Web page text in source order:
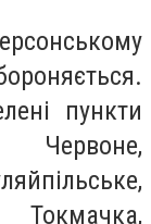
пункти
Червоне,
Токмачка,